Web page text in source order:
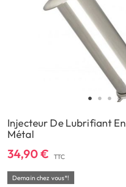
Injecteur De Lubrifiant En
Métal
34,90 € TTC
Demain chez vous*!